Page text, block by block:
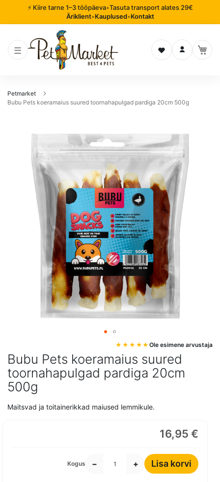
⚡ Kiire tarne 1–3 tööpäeva•Tasuta transport alates 29€
Äriklient•Kauplused•Kontakt
Soovinimekiri
Logi sisse
Petmarket
Bubu Pets koeramaius suured toornahapulgad pardiga 20cm 500g
Bubu Pets koeramaius suured
toornahapulgad pardiga 20cm
500g
Ole esimene arvustaja
Maitsvad ja toitainerikkad maiused lemmikule.
16,95 €
Kogus − + Lisa korvi
pildigalerii
pildigalerii
algusesse